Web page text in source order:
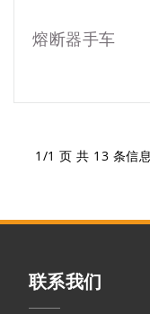
熔断器手车
1/1 页 共 13 条信
联系我们